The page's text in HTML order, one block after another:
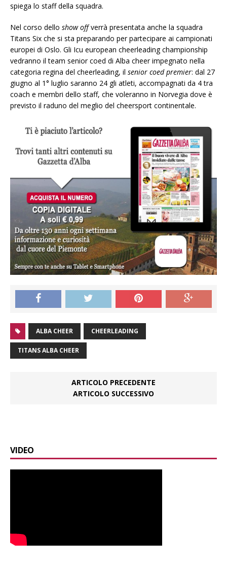
spiega lo staff della squadra.
Nel corso dello show offverrà presentata anche la squadra
Titans Six che si sta preparando per partecipare ai campionati
europei di Oslo. Gli Icu european cheerleading championship
vedranno il team senior coed di Alba cheer impegnato nella
categoria regina del cheerleading, il senior coed premier: dal 27
giugno al 1° luglio saranno 24 gli atleti, accompagnati da 4 tra
coach e membri dello staff, che voleranno in Norvegia dove è
previsto il raduno del meglio del cheersport continentale.
ALBA CHEER CHEERLEADING
TITANS ALBA CHEER
ARTICOLO PRECEDENTE
ARTICOLO SUCCESSIVO
VIDEO